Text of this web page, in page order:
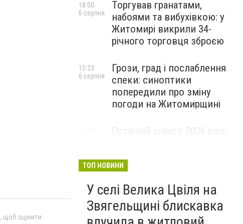
, щоб оцінити
Торгував гранатами,
набоями та вибухівкою: у
Житомирі викрили 34-
річного торговця зброєю
18:00
6 серпня
Грози, град і послаблення
спеки: синоптики
попередили про зміну
погоди на Житомирщині
15:23
6 серпня
Останній шанс у 2026 році:
майбутніх водійок автобусів
ТОП НОВИНИ
У селі Велика Цвіля на
Звягельщині блискавка